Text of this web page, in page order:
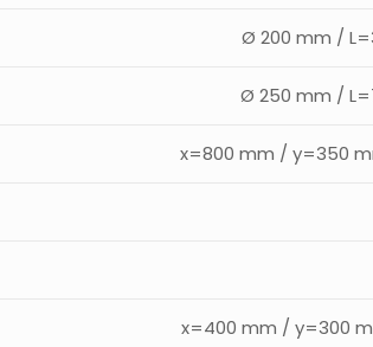
Ø 200 mm /
Ø 250 mm /
x=800 mm / y=350
x=400 mm / y=300